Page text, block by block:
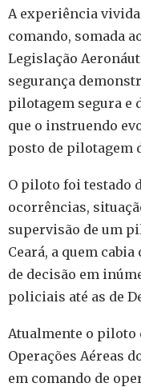
A experiência
comando, somada
Legislação
segurança
pilotagem segura e
que o instruendo
posto de pilotagem
O piloto foi testado
ocorrências,
supervisão de um
Ceará, a quem
de decisão em
policiais até as de
Atualmente o piloto
Operações Aéreas
em comando de